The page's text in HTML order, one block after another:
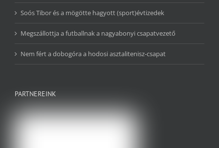
Soós Tibor és a mögötte hagyott (sport)évtizedek
Megszállottja a futballnak a nagyabonyi csapatvezető
Nem fért a dobogóra a hodosi asztalitenisz-csapat
PARTNEREINK